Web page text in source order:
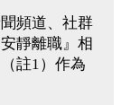
頻道、社群
靜離職』相
註1）作為